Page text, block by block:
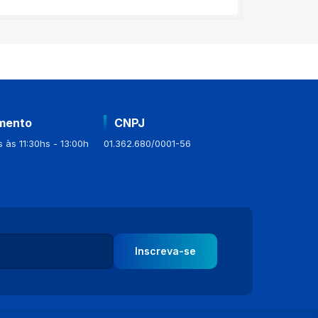
às 11:30hs - 13:00h
CNPJ
01.362.680/0001-56
Inscreva-se